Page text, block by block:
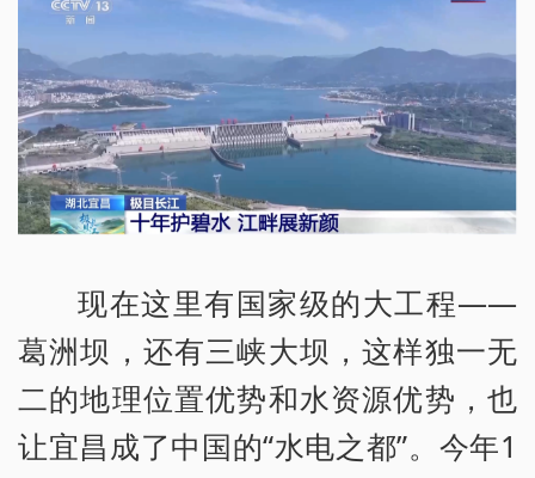
现在这里有国家级的大工程——
葛洲坝，还有三峡大坝，这样独一无
二的地理位置优势和水资源优势，也
让宜昌成了中国的“水电之都”。今年1